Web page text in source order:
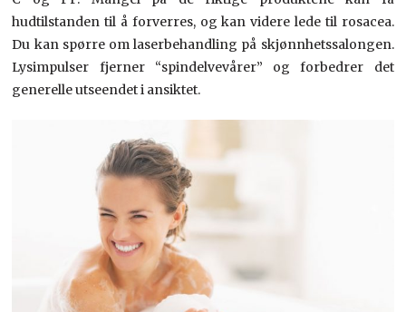
hudtilstanden til å forverres, og kan videre lede til rosacea.
Du kan spørre om laserbehandling på skjønnhetssalongen.
Lysimpulser fjerner “spindelvevårer” og forbedrer det
generelle utseendet i ansiktet.